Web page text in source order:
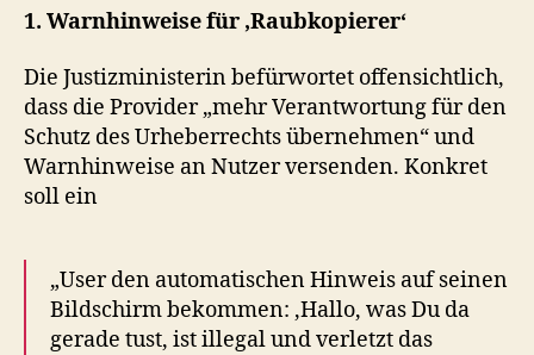
1. Warnhinweise für ‚Raubkopierer‘
Die Justizministerin befürwortet offensichtlich,
dass die Provider „mehr Verantwortung für den
Schutz des Urheberrechts übernehmen“ und
Warnhinweise an Nutzer versenden. Konkret
soll ein
„User den automatischen Hinweis auf seinen
Bildschirm bekommen: ‚Hallo, was Du da
gerade tust, ist illegal und verletzt das